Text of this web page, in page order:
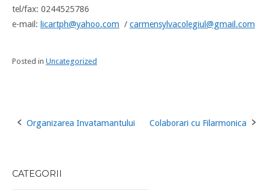
tel/fax: 0244525786
e-mail: licartph@yahoo.com / carmensylvacolegiul@gmail.com
Posted in Uncategorized
Post
Organizarea Invatamantului Colaborari cu Filarmonica
CATEGORII